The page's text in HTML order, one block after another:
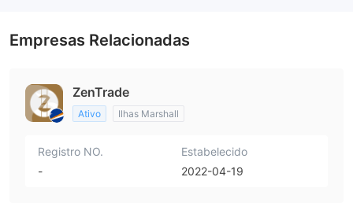
Empresas Relacionadas
ZenTrade
Ativo Ilhas Marshall
Registro NO.
-
Estabelecido
2022-04-19